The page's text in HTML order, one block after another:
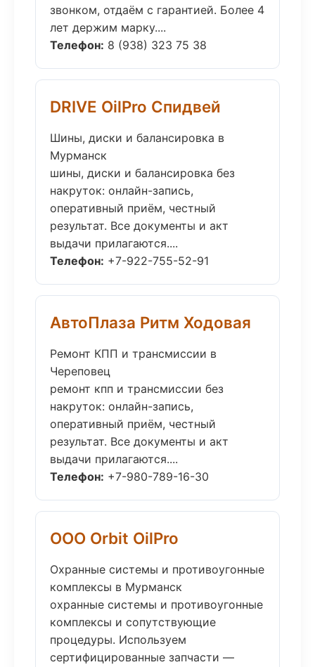
звонком, отдаём с гарантией. Более 4
лет держим марку....
Телефон: 8 (938) 323 75 38
DRIVE OilPro Спидвей
Шины, диски и балансировка в
Мурманск
шины, диски и балансировка без
накруток: онлайн-запись,
оперативный приём, честный
результат. Все документы и акт
выдачи прилагаются....
Телефон: +7-922-755-52-91
АвтоПлаза Ритм Ходовая
Ремонт КПП и трансмиссии в
Череповец
ремонт кпп и трансмиссии без
накруток: онлайн-запись,
оперативный приём, честный
результат. Все документы и акт
выдачи прилагаются....
Телефон: +7-980-789-16-30
ООО Orbit OilPro
Охранные системы и противоугонные
комплексы в Мурманск
охранные системы и противоугонные
комплексы и сопутствующие
процедуры. Используем
сертифицированные запчасти —